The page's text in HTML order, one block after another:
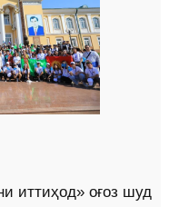
иттиҳод» оғоз шуд